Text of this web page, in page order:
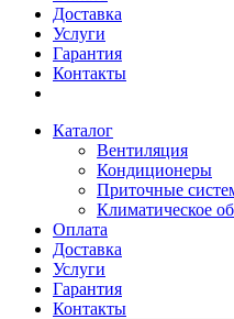
Доставка
Услуги
Гарантия
Контакты
Каталог
Вентиляция
Кондиционеры
Приточные
Климатическое
Оплата
Доставка
Услуги
Гарантия
Контакты